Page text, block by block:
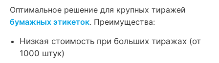
Оптимальное решение для крупных тиражей
бумажных этикеток. Преимущества:
Низкая стоимость при больших тиражах (от
1000 штук)